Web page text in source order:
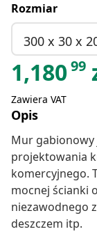
Rozmiar
300 x 30 x
1,18099
Zawiera VAT
Opis
Mur gabionowy
projektowania
komercyjnego.
mocnej ścianki
niezawodnego
deszczem itp.